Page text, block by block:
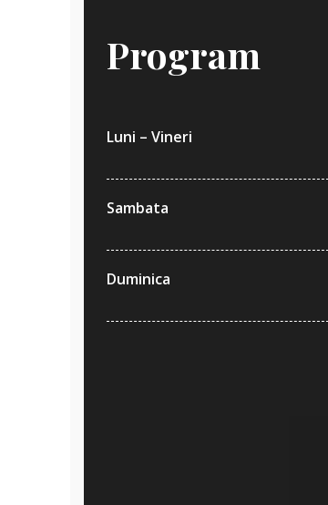
Program
Luni – Vineri
Sambata
Duminica